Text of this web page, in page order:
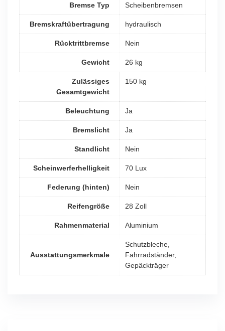
Bremse Typ Scheibenbremsen
Bremskraftübertragung hydraulisch
Rücktrittbremse Nein
Gewicht 26 kg
Zulässiges
Gesamtgewicht
150 kg
Beleuchtung Ja
Bremslicht Ja
Standlicht Nein
Scheinwerferhelligkeit 70 Lux
Federung (hinten) Nein
Reifengröße 28 Zoll
Rahmenmaterial Aluminium
Ausstattungsmerkmale
Schutzbleche,
Fahrradständer,
Gepäckträger